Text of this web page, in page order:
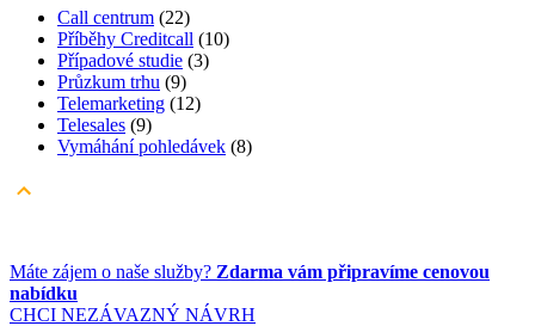
Call centrum (22)
Příběhy Creditcall (10)
Případové studie (3)
Průzkum trhu (9)
Telemarketing (12)
Telesales (9)
Vymáhání pohledávek (8)
Máte zájem o naše služby? Zdarma vám připravíme cenovou
nabídku
CHCI NEZÁVAZNÝ NÁVRH